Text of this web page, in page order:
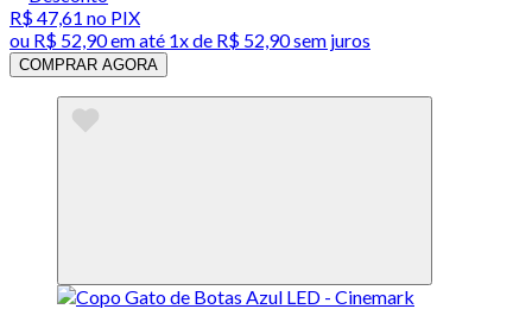
R$ 47,61 no PIX
ou R$ 52,90em até 1x de R$ 52,90sem juros
COMPRAR AGORA